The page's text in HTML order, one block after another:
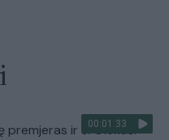
00:01:33
premjeras ​ir J. Olekas: